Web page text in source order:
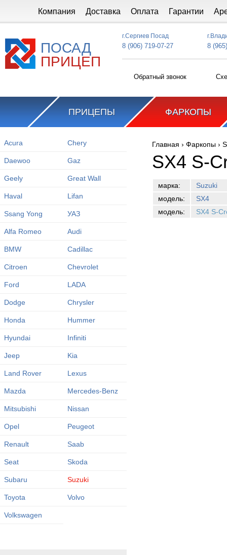
Компания Доставка Оплата Гарантии
ПОСАД
ПРИЦЕП
г.Сергиев Посад
8 (906) 719-07-27 8
Обратный звонок
ПРИЦЕПЫ ФАРКОПЫ
Acura Chery
Daewoo Gaz
Geely Great Wall
Haval Lifan
Ssang Yong УАЗ
Alfa Romeo Audi
BMW Cadillac
Citroen Chevrolet
Ford LADA
Dodge Chrysler
Honda Hummer
Hyundai Infiniti
Jeep Kia
Land Rover Lexus
Mazda Mercedes-Benz
Mitsubishi Nissan
Opel Peugeot
Renault Saab
Seat Skoda
Subaru Suzuki
Toyota Volvo
Volkswagen
Вы здесь
Главная › Фаркопы ›
SX4 S-
марка:
Suzuki
модель:
SX4
модель:
SX4 S-